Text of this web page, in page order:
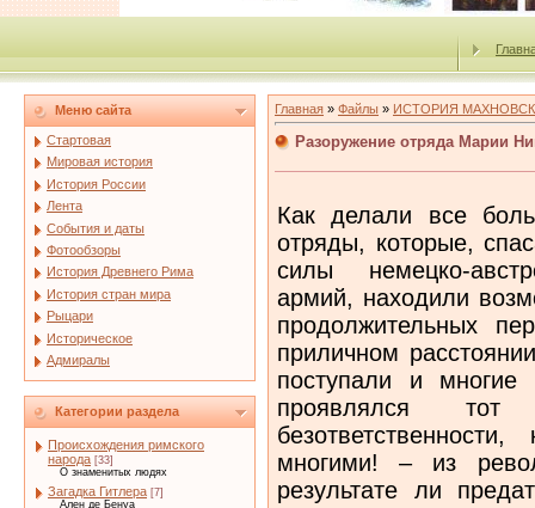
Меню сайта
Стартовая
Мировая история
История России
Лента
События и даты
Фотообзоры
История Древнего Рима
История стран мира
Рыцари
Историческое
Адмиралы
Категории раздела
Происхождения римского
народа [33]
О знаменитых людях
Загадка Гитлера [7]
Ален де Бенуа
Главная » Файлы » ИСТОРИЯ
Разоружение отряда Марии
Как делали все
отряды, которые,
силы немецко-
армий, находили
продолжительных
приличном
поступали и многие
проявлялся
многими! – из
результате ли